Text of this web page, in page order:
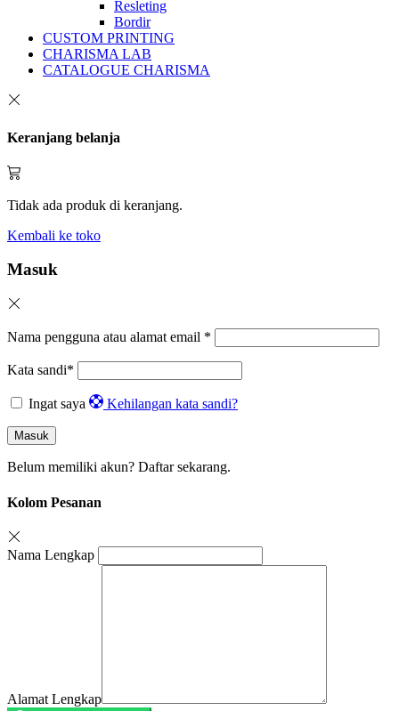
Resleting
Bordir
CUSTOM PRINTING
CHARISMA LAB
CATALOGUE CHARISMA
Keranjang belanja
Tidak ada produk di keranjang.
Kembali ke toko
Masuk
Nama pengguna atau alamat email *
Kata sandi*
Ingat saya Kehilangan kata sandi?
Masuk
Belum memiliki akun? Daftar sekarang.
Kolom Pesanan
Nama Lengkap
Alamat Lengkap